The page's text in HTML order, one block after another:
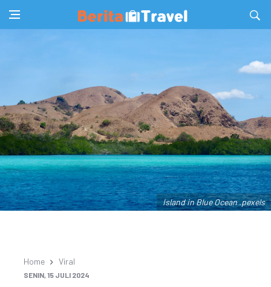
Island in Blue Ocean .pexels
Home Viral
SENIN, 15 JULI 2024